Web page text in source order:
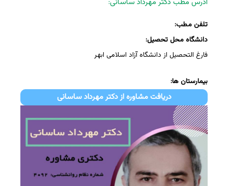
تلفن مطب:
دانشگاه محل تحصیل:
فارغ التحصیل از دانشگاه آزاد اسلامی ابهر
بیمارستان ها:
دریافت مشاوره از دکتر مهرداد ساسانی